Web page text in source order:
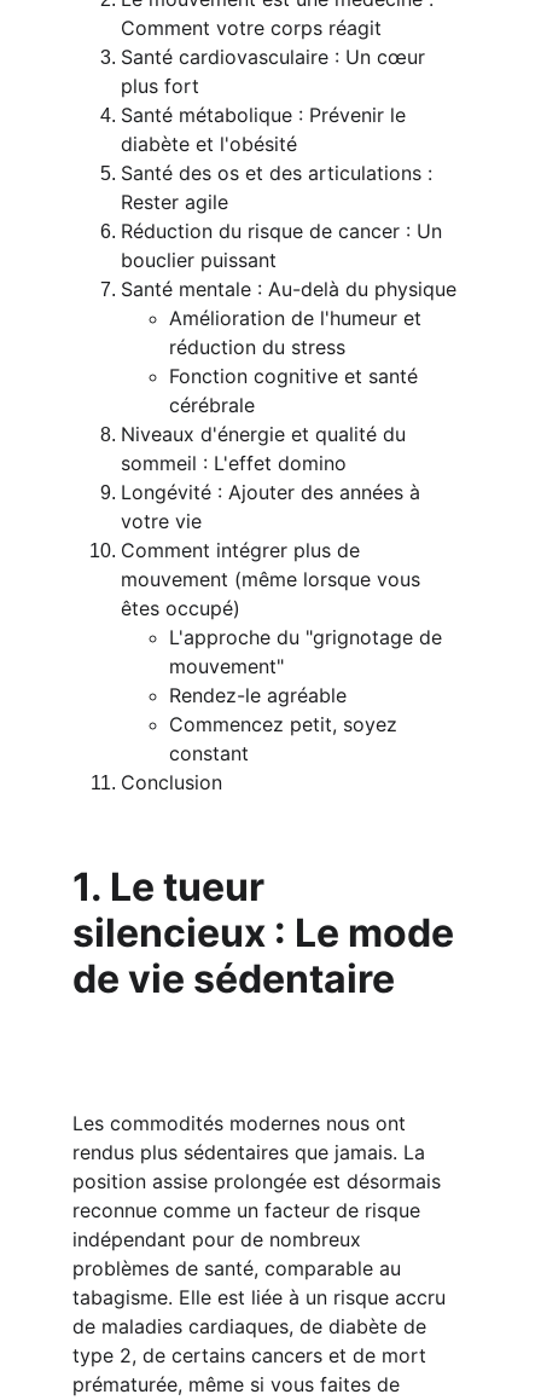
Comment votre corps réagit
Santé cardiovasculaire : Un cœur
plus fort
Santé métabolique : Prévenir le
diabète et l'obésité
Santé des os et des articulations :
Rester agile
Réduction du risque de cancer : Un
bouclier puissant
Santé mentale : Au-delà du physique
Amélioration de l'humeur et
réduction du stress
Fonction cognitive et santé
cérébrale
Niveaux d'énergie et qualité du
sommeil : L'effet domino
Longévité : Ajouter des années à
votre vie
Comment intégrer plus de
mouvement (même lorsque vous
êtes occupé)
L'approche du "grignotage de
mouvement"
Rendez-le agréable
Commencez petit, soyez
constant
Conclusion
1. Le tueur
silencieux : Le mode
de vie sédentaire
Les commodités modernes nous ont
rendus plus sédentaires que jamais. La
position assise prolongée est désormais
reconnue comme un facteur de risque
indépendant pour de nombreux
problèmes de santé, comparable au
tabagisme. Elle est liée à un risque accru
de maladies cardiaques, de diabète de
type 2, de certains cancers et de mort
prématurée, même si vous faites de